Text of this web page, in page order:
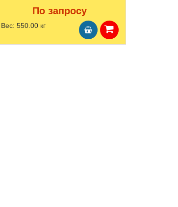
По запросу
Вес: 550.00 кг